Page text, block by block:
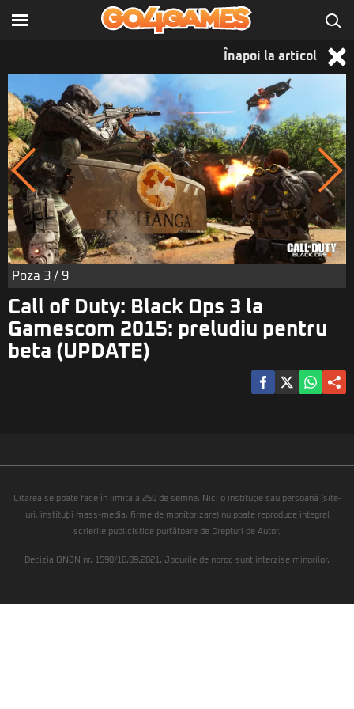
Înapoi la articol
Poza 3 / 9
Call of Duty: Black Ops 3 la
Gamescom 2015: preludiu pentru
beta (UPDATE)
Citarea se poate face în limita a 250 de semne. Nici o instituţie sau persoană (site-
uri, instituţii mass-media, firme de monitorizare) nu poate reproduce integral
scrierile publicistice purtătoare de Drepturi de Autor.
Decizia ONJN nr. 1598/16.09.2021. Jocurile de noroc sunt interzise minorilor.